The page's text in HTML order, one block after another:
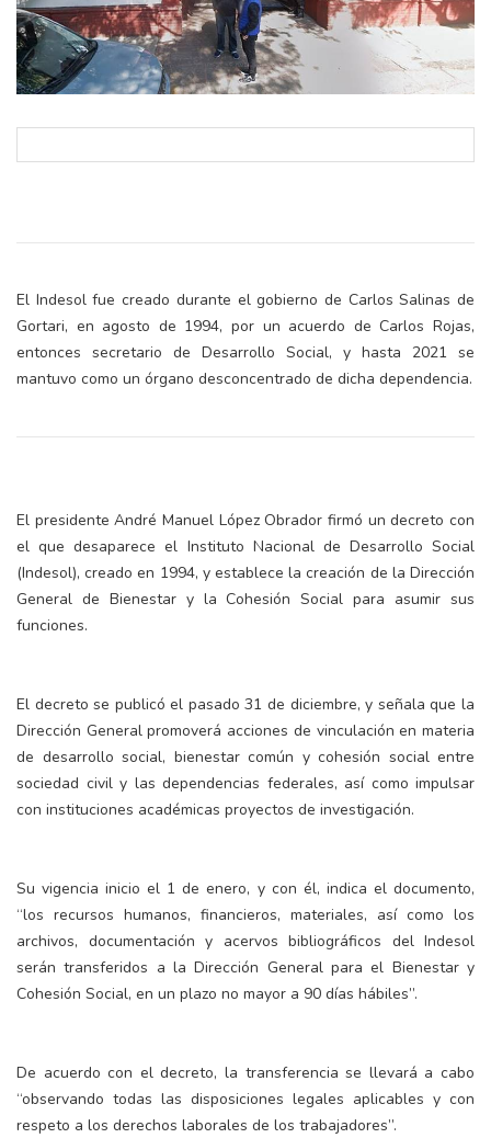
El Indesol fue creado durante el gobierno de Carlos Salinas de
Gortari, en agosto de 1994, por un acuerdo de Carlos Rojas,
entonces secretario de Desarrollo Social, y hasta 2021 se
mantuvo como un órgano desconcentrado de dicha dependencia.
El presidente André Manuel López Obrador firmó un decreto con
el que desaparece el Instituto Nacional de Desarrollo Social
(Indesol), creado en 1994, y establece la creación de la Dirección
General de Bienestar y la Cohesión Social para asumir sus
funciones.
El decreto se publicó el pasado 31 de diciembre, y señala que la
Dirección General promoverá acciones de vinculación en materia
de desarrollo social, bienestar común y cohesión social entre
sociedad civil y las dependencias federales, así como impulsar
con instituciones académicas proyectos de investigación.
Su vigencia inicio el 1 de enero, y con él, indica el documento,
“los recursos humanos, financieros, materiales, así como los
archivos, documentación y acervos bibliográficos del Indesol
serán transferidos a la Dirección General para el Bienestar y
Cohesión Social, en un plazo no mayor a 90 días hábiles”.
De acuerdo con el decreto, la transferencia se llevará a cabo
“observando todas las disposiciones legales aplicables y con
respeto a los derechos laborales de los trabajadores”.